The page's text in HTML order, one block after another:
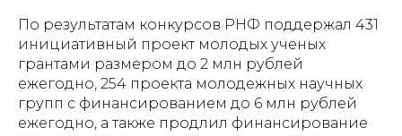
По результатам конкурсов РНФ поддержал 431
инициативный проект молодых ученых
грантами размером до 2 млн рублей
ежегодно, 254 проекта молодежных научных
групп с финансированием до 6 млн рублей
ежегодно, а также продлил финансирование